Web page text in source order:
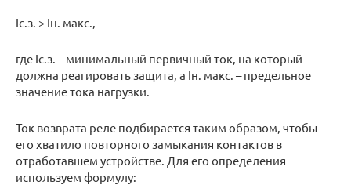
Iс.з. > Iн. макс.,
где Iс.з. – минимальный первичный ток, на который
должна реагировать защита, а Iн. макс. – предельное
значение тока нагрузки.
Ток возврата реле подбирается таким образом, чтобы
его хватило повторного замыкания контактов в
отработавшем устройстве. Для его определения
используем формулу: